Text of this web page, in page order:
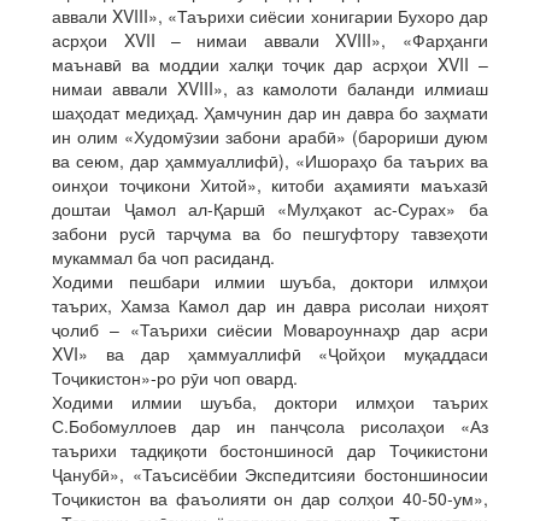
аввали XVIII», «Таърихи сиёсии хонигарии Бухоро дар
асрҳои XVII – нимаи аввали XVIII», «Фарҳанги
маънавӣ ва моддии халқи тоҷик дар асрҳои XVII –
нимаи аввали XVIII», аз камолоти баланди илмиаш
шаҳодат медиҳад. Ҳамчунин дар ин давра бо заҳмати
ин олим «Худомӯзии забони арабӣ» (барориши дуюм
ва сеюм, дар ҳаммуаллифӣ), «Ишораҳо ба таърих ва
оинҳои тоҷикони Хитой», китоби аҳамияти маъхазӣ
доштаи Ҷамол ал-Қаршӣ «Мулҳакот ас-Сурах» ба
забони русӣ тарҷума ва бо пешгуфтору тавзеҳоти
мукаммал ба чоп расиданд.
Ходими пешбари илмии шуъба, доктори илмҳои
таърих, Хамза Камол дар ин давра рисолаи ниҳоят
ҷолиб – «Таърихи сиёсии Мовароуннаҳр дар асри
XVI» ва дар ҳаммуаллифӣ «Ҷойҳои муқаддаси
Тоҷикистон»-ро рӯи чоп овард.
Ходими илмии шуъба, доктори илмҳои таърих
С.Бобомуллоев дар ин панҷсола рисолаҳои «Аз
таърихи тадқиқоти бостоншиносӣ дар Тоҷикистони
Ҷанубӣ», «Таъсисёбии Экспедитсияи бостоншиносии
Тоҷикистон ва фаъолияти он дар солҳои 40-50-ум»,